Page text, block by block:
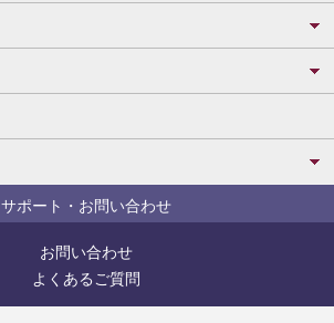
サポート・お問い合わせ
お問い合わせ
よくあるご質問